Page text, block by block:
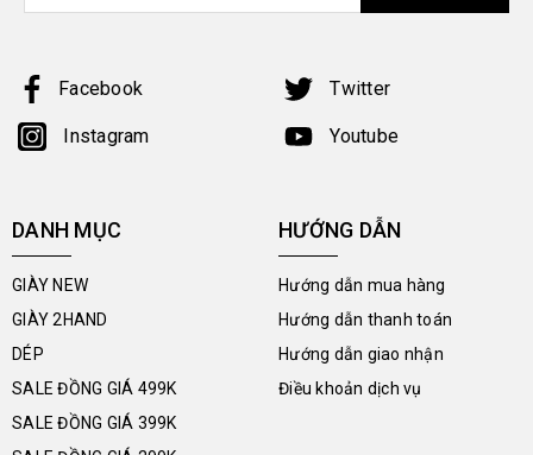
Facebook Twitter
Instagram Youtube
DANH MỤC
GIÀY NEW
GIÀY 2HAND
DÉP
SALE ĐỒNG GIÁ 499K
SALE ĐỒNG GIÁ 399K
HƯỚNG DẪN
Hướng dẫn mua hàng
Hướng dẫn thanh toán
Hướng dẫn giao nhận
Điều khoản dịch vụ